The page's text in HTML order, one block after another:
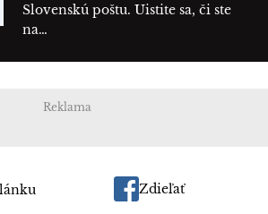
Slovenskú poštu. Uistite sa, či ste
na…
Reklama
Zdieľať